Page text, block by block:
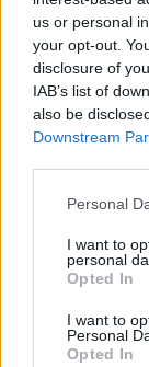
us or personal
your opt-out.
disclosure of
IAB’s list of
also be
Downstream
Please note
not limited to
grant or deny
use your data
consent section.
Personal
I want to
personal
Opted In
I want to
Personal
Opted In
sűrűn jönnek
így a hideg
Ebben mi is
kb. 3percet
megállók
Ferenc
el is
bírja, leég a
vagyok, ezért
ha már
átalakított